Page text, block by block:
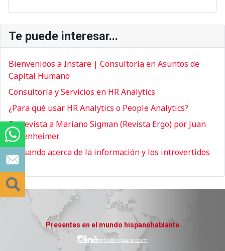
Te puede interesar...
Bienvenidos a Instare | Consultoría en Asuntos de
Capital Humano
Consultoría y Servicios en HR Analytics
¿Para qué usar HR Analytics o People Analytics?
Entrevista a Mariano Sigman (Revista Ergo) por Juan
Bodenheimer
Pensando acerca de la información y los introvertidos
Presentes en el mundo hispanohablante
info@instare.com